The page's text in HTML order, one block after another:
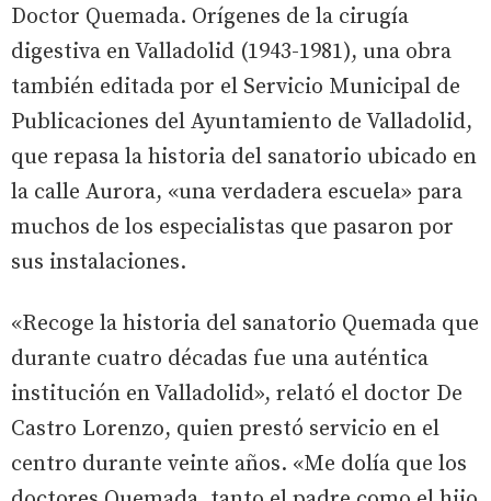
Doctor Quemada. Orígenes de la cirugía
digestiva en Valladolid (1943-1981), una obra
también editada por el Servicio Municipal de
Publicaciones del Ayuntamiento de Valladolid,
que repasa la historia del sanatorio ubicado en
la calle Aurora, «una verdadera escuela» para
muchos de los especialistas que pasaron por
sus instalaciones.
«Recoge la historia del sanatorio Quemada que
durante cuatro décadas fue una auténtica
institución en Valladolid», relató el doctor De
Castro Lorenzo, quien prestó servicio en el
centro durante veinte años. «Me dolía que los